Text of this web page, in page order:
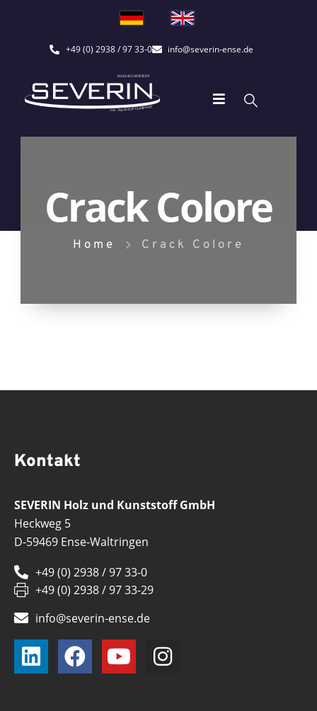
+49 (0) 2938 / 97 33-0 info@severin-ense.de
Crack Colore
Home Crack Colore
Kontakt
SEVERIN Holz und Kunststoff GmbH
Heckweg 5
D-59469 Ense-Waltringen
+49 (0) 2938 / 97 33-0
+49 (0) 2938 / 97 33-29
info@severin-ense.de